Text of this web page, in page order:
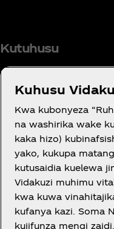
Kutuhusu
JE, UNAHITAJI
SHERIA
Kuhusu
Kwa kubonyeza
na washirika wake
kaka hizo)
yako, kukupa
kutusaidia kuelewa
Vidakuzi muhimu
kwa kuwa
kufanya kazi. Soma
kujifunza mengi zaidi.